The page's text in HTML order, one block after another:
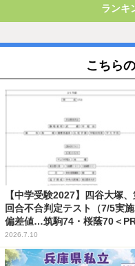
ランキ
こちら
【中学受験2027】四谷大塚
回合不合判定テスト（7/5実施
偏差値…筑駒74・桜蔭70＜
2026.7.10